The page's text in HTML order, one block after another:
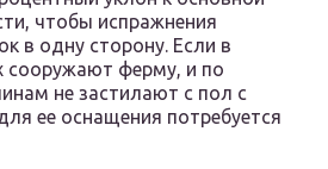
чтобы испражнения
в одну сторону. Если в
сооружают ферму, и по
не застилают с пол с
ее оснащения потребуется